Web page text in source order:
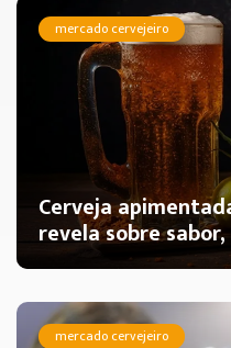
mercado cervejeiro
Cerveja
revela sobre
mercado cervejeiro